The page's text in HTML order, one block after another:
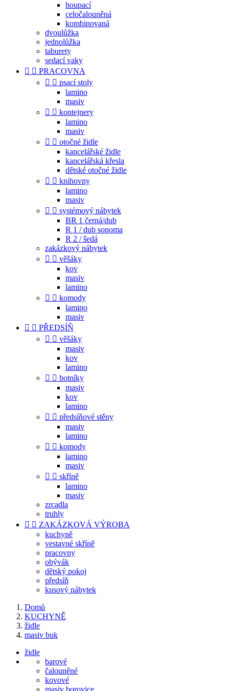
houpací
celočalouněná
kombinovaná
dvoulůžka
jednolůžka
taburety
sedací vaky
  PRACOVNA
  psací stoly
lamino
masiv
  kontejnery
lamino
masiv
  otočné židle
kancelářské židle
kancelářská křesla
dětské otočné židle
  knihovny
lamino
masiv
  systémový nábytek
BR 1 černá/dub
R 1 / dub sonoma
R 2 / šedá
zakázkový nábytek
  věšáky
kov
masiv
lamino
  komody
lamino
masiv
  PŘEDSÍŇ
  věšáky
masiv
kov
lamino
  botníky
masiv
kov
lamino
  předsíňové stěny
masiv
lamino
  komody
lamino
masiv
  skříně
lamino
masiv
zrcadla
truhly
  ZAKÁZKOVÁ VÝROBA
kuchyně
vestavné skříně
pracovny
obývák
dětský pokoj
předsíň
kusový nábytek
Domů
KUCHYNĚ
židle
masiv buk
židle
barové
čalouněné
kovové
masiv borovice